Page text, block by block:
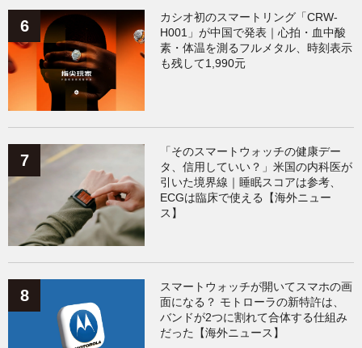
カシオ初のスマートリング「CRW-
H001」が中国で発表｜心拍・血中酸
素・体温を測るフルメタル、時刻表示
も残して1,990元
「そのスマートウォッチの健康デー
タ、信用していい？」米国の内科医が
引いた境界線｜睡眠スコアは参考、
ECGは臨床で使える【海外ニュー
ス】
スマートウォッチが開いてスマホの画
面になる？ モトローラの新特許は、
バンドが2つに割れて合体する仕組み
だった【海外ニュース】